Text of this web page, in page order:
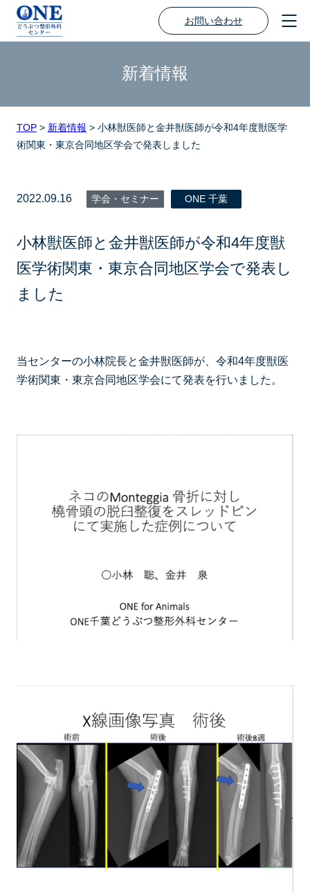
お問い合わせ
新着情報
TOP> 新着情報 > 小林獣医師と金井獣医師が令和4年度獣医学
術関東・東京合同地区学会で発表しました
2022.09.16 学会・セミナー ONE 千葉
小林獣医師と金井獣医師が令和4年度獣
医学術関東・東京合同地区学会で発表し
ました
当センターの小林院長と金井獣医師が、令和4年度獣医
学術関東・東京合同地区学会にて発表を行いました。